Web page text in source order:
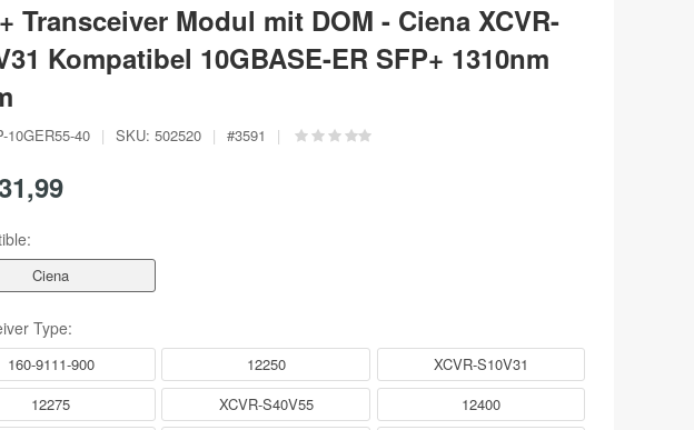
Transceiver Modul mit DOM - Ciena XCVR-
Kompatibel 10GBASE-ER SFP+ 1310nm
10GER55-40 | SKU: 502520 | #3591 |
Ciena
Type:
160-9111-900 12250
XCVR-S10V31
12275
XCVR-S40V55
12400